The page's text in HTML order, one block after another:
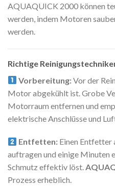
AQUAQUICK 2000 können
werden, indem Motoren
werden.
Richtige
Vorbereitung:Vor der
Motor abgekühlt ist. Grobe
Motorraum entfernen und
elektrische Anschlüsse und
Entfetten: Einen
auftragen und einige Minuten
Schmutz effektiv löst.
Prozess erheblich.